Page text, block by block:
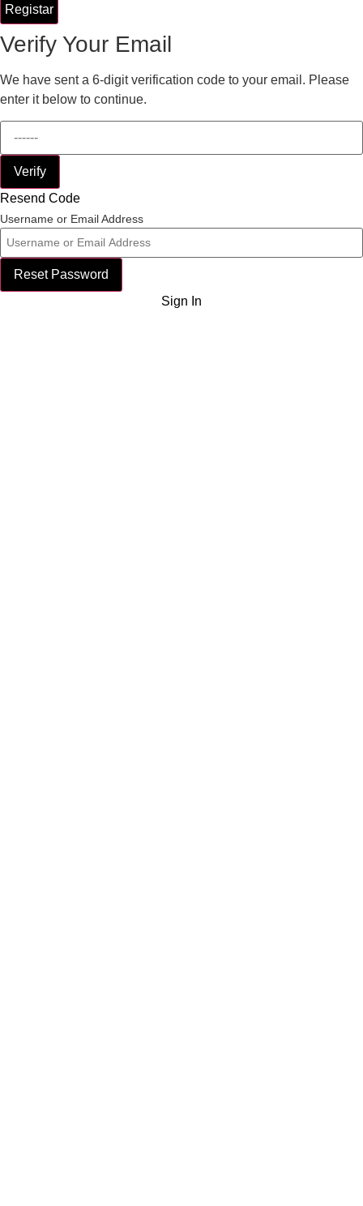
Registar
Verify Your Email
We have sent a 6-digit verification code to your email. Please
enter it below to continue.
Verify
Resend Code
Username or Email Address
Reset Password
Sign In